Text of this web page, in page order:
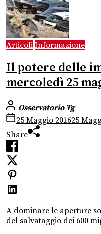
Articoli Informazione
Il potere delle
mercoledì 25
Osservatorio Tg
25 Maggio 201625
Share
A dominare le aperture
del salvataggio dei 600